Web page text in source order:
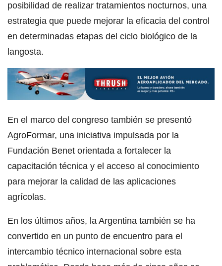
posibilidad de realizar tratamientos nocturnos, una
estrategia que puede mejorar la eficacia del control
en determinadas etapas del ciclo biológico de la
langosta.
En el marco del congreso también se presentó
AgroFormar, una iniciativa impulsada por la
Fundación Benet orientada a fortalecer la
capacitación técnica y el acceso al conocimiento
para mejorar la calidad de las aplicaciones
agrícolas.
En los últimos años, la Argentina también se ha
convertido en un punto de encuentro para el
intercambio técnico internacional sobre esta